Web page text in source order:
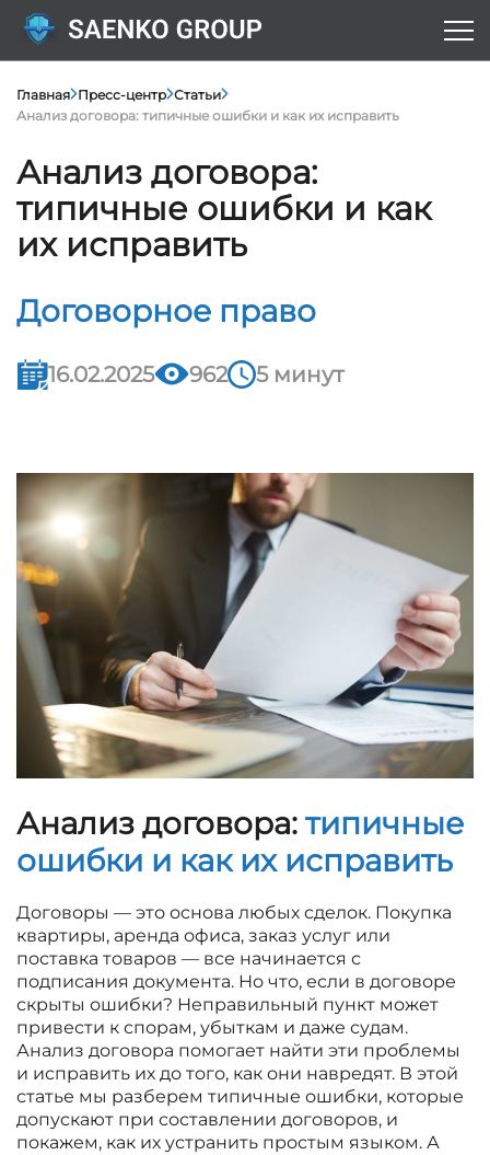
Главная Пресс-центр Статьи
Анализ договора: типичные ошибки и как их исправить
Анализ договора:
типичные ошибки и как
их исправить
Договорное право
16.02.2025 962 5 минут
Анализ договора: типичные
ошибки и как их исправить
Договоры — это основа любых сделок. Покупка
квартиры, аренда офиса, заказ услуг или
поставка товаров — все начинается с
подписания документа. Но что, если в договоре
скрыты ошибки? Неправильный пункт может
привести к спорам, убыткам и даже судам.
Анализ договора помогает найти эти проблемы
и исправить их до того, как они навредят. В этой
статье мы разберем типичные ошибки, которые
допускают при составлении договоров, и
покажем, как их устранить простым языком. А